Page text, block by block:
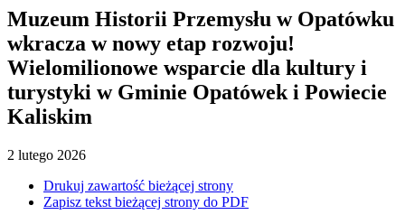
Muzeum Historii Przemysłu w Opatówku
wkracza w nowy etap rozwoju!
Wielomilionowe wsparcie dla kultury i
turystyki w Gminie Opatówek i Powiecie
Kaliskim
2 lutego 2026
Drukuj zawartość bieżącej strony
Zapisz tekst bieżącej strony do PDF